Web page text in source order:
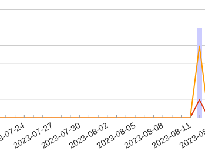
24
2023-07-272023-07-302023-08-022023-08-052023-08-082023-08-11
2023-